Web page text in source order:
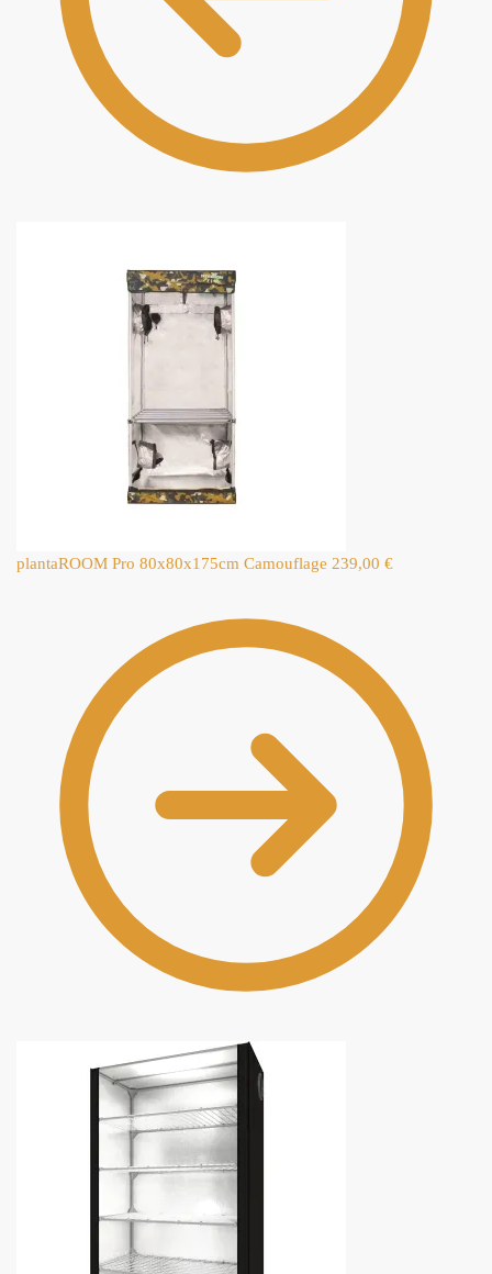
plantaROOM Pro 80x80x175cm Camouflage 239,00 €